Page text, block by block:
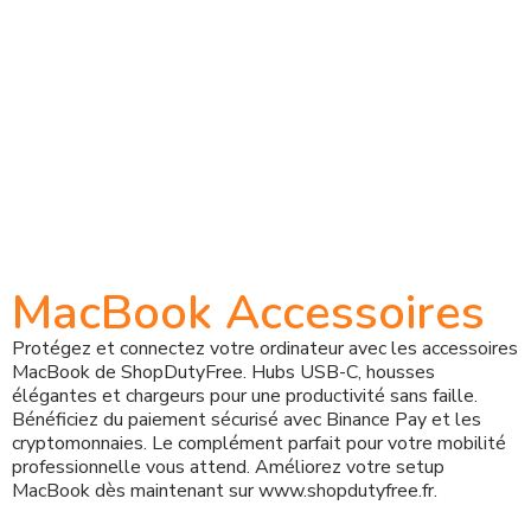
MacBook Accessoires
Protégez et connectez votre ordinateur avec les accessoires
MacBook de ShopDutyFree. Hubs USB-C, housses
élégantes et chargeurs pour une productivité sans faille.
Bénéficiez du paiement sécurisé avec Binance Pay et les
cryptomonnaies. Le complément parfait pour votre mobilité
professionnelle vous attend. Améliorez votre setup
MacBook dès maintenant sur www.shopdutyfree.fr.